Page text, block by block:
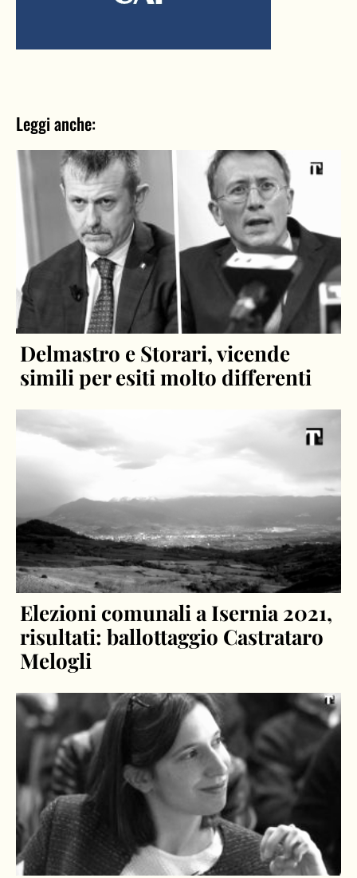
Leggi anche:
Delmastro e Storari, vicende
simili per esiti molto differenti
Elezioni comunali a Isernia 2021,
risultati: ballottaggio Castrataro
Melogli